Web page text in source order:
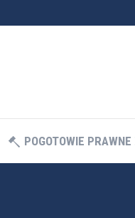
POGOTOWIE
POGOTOWIE PRAWNE